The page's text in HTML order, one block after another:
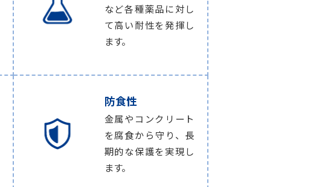
など各種薬品に対し
て高い耐性を発揮し
ます。
防食性
金属やコンクリート
を腐食から守り、長
期的な保護を実現し
ます。